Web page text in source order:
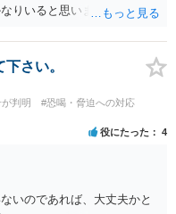
りいると思います。 問い合
さい。
判明
#恐喝・脅迫への対応
役にたった 4
いのであれば、大丈夫かと